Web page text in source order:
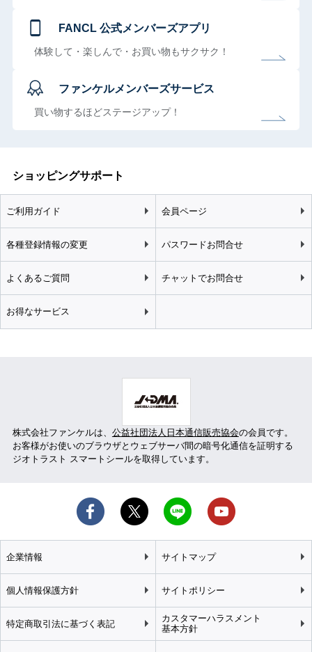
FANCL 公式メンバーズアプリ
体験して・楽しんで・お買い物もサクサク！
ファンケルメンバーズサービス
買い物するほどステージアップ！
ショッピングサポート
ご利用ガイド 会員ページ
各種登録情報の変更 パスワードお問合せ
よくあるご質問 チャットでお問合せ
お得なサービス
株式会社ファンケルは、 公益社団法人日本通信販売協会の会員です。
お客様がお使いのブラウザとウェブサーバ間の暗号化通信を証明する
ジオトラスト スマートシールを取得しています。
企業情報 サイトマップ
個人情報保護方針 サイトポリシー
特定商取引法に基づく表記
カスタマーハラスメント
基本方針